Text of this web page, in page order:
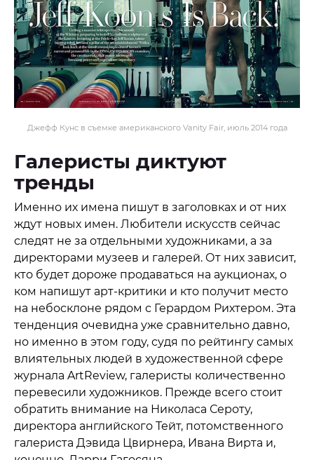
Джефф Кунс в съемке американского Vanity Fair, июль 2014 года
Галеристы диктуют
тренды
Именно их имена пишут в заголовках и от них
ждут новых имен. Любители искусств сейчас
следят не за отдельными художниками, а за
директорами музеев и галерей. От них зависит,
кто будет дороже продаваться на аукционах, о
ком напишут арт-критики и кто получит место
на небосклоне рядом с Герардом Рихтером. Эта
тенденция очевидна уже сравнительно давно,
но именно в этом году, судя по рейтингу самых
влиятельных людей в художественной сфере
журнала ArtReview, галеристы количественно
перевесили художников. Прежде всего стоит
обратить внимание на Николаса Сероту,
директора английского Тейт, потомственного
галериста Дэвида Цвирнера, Ивана Вирта и,